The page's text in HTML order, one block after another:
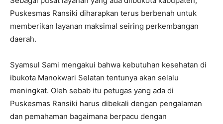
Puskesmas Ransiki diharapkan terus berbenah untuk
memberikan layanan maksimal seiring perkembangan
daerah.
Syamsul Sami mengakui bahwa kebutuhan kesehatan di
ibukota Manokwari Selatan tentunya akan selalu
meningkat. Oleh sebab itu petugas yang ada di
Puskesmas Ransiki harus dibekali dengan pengalaman
dan pemahaman bagaimana berpacu dengan